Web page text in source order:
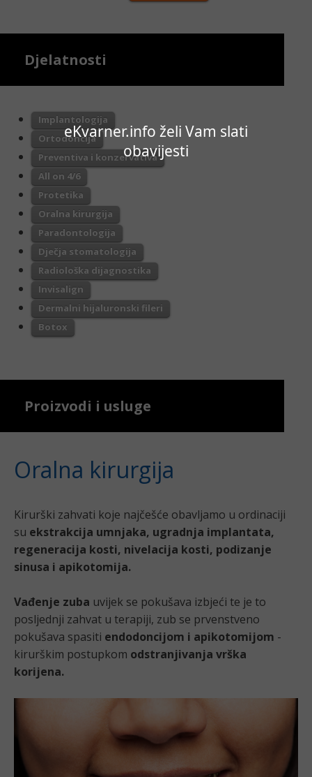
eKvarner.info želi Vam slati
obavijesti
Djelatnosti
Implantologija
Ortodoncija
Preventiva i konzervativa
All on 4/6
Protetika
Oralna kirurgija
Paradontologija
Dječja stomatologija
Radiološka dijagnostika
Invisalign
Dermalni hijaluronski fileri
Botox
Proizvodi i usluge
Oralna kirurgija
Kirurški zahvati koje najčešće obavljamo u ordinaciji
su ekstrakcija umnjaka, ugradnja implantata,
regeneracija kosti, nivelacija kosti, podizanje
sinusa i apikotomija.
Vađenje zuba uvijek se pokušava izbjeći te je to
posljednji zahvat u terapiji, zub se prvenstveno
pokušava spasiti endodoncijom i apikotomijom -
kirurškim postupkom odstranjivanja vrška
korijena.